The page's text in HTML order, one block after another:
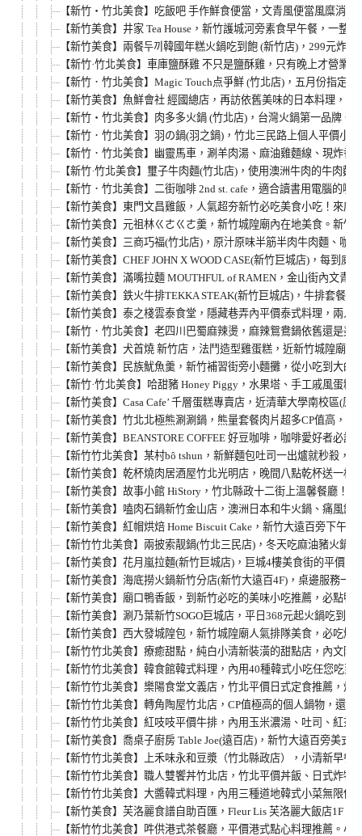
【新竹‧竹北美食】吃飯吧 手作鮮食便當，文青風便當風糜消
【新竹美食】井家 Tea House，新竹護城河旁素食早午餐，一
【新竹美食】兩餐두끼韓國年糕火鍋吃到飽 (新竹店)，299元炸
【新竹·竹北美食】車庫鹽酥雞 不只是鹽酥雞，只有晚上才營
【新竹．竹北美食】Magic Touch点爭鮮 (竹北店)，五月份指定
【新竹美食】魚鮮會社 經國總店，再訪依舊美味的日本料理，
【新竹‧竹北美食】肉多多火鍋 (竹北店)，台灣火鍋第一品牌。
【新竹．竹北美食】羽の鍋(羽之鍋)，竹北三民路上個人平價
【新竹．竹北美食】幽靈馬車，涮羊肉湯、麻油雞麵線、現炸
【新竹·竹北美食】璽子牛肉麵(竹北店)，使用澳洲牛肉的牛肉
【新竹．竹北美食】二街咖啡 2nd st. cafe，適合讀書用電腦的
【新竹美食】東門文昌雞飯，人氣超夯新竹必吃美食小吃！來
【新竹美食】元祖林ㄍㄜㄍㄜ羹，新竹城隍廟內在地美食。新
【新竹美食】三商巧福(竹北店)，原汁原味半筋半肉牛肉麵、咖
【新竹美食】CHEF JOHN X WOOD CASE(新竹巨城店)，每到
【新竹美食】滿嘴拉麵 MOUTHFUL of RAMEN，金山街內文青
【新竹美食】鉄火牛排TEKKA STEAK(新竹巨城店)，牛排套餐
【新竹美食】泰之棧雲泰食堂，隱藏巷弄內平價泰式料理，
【新竹．竹北美食】老四川巴蜀麻辣燙，麻辣鴛鴦鍋依舊還是
【新竹美食】犬首燒 新竹店，法鬥造型雞蛋糕，近新竹城隍廟
【新竹美食】民族魷魚羹，新竹補習街旁小麵攤，從小吃到大
【新竹·竹北美食】哈甜豬 Honey Piggy，水果塔、手工戚風蛋
【新竹美食】Casa Cafe’ 千層蛋糕專賣店，近清華大學南校區(
【新竹美食】竹北北極熊涮涮鍋，熊量套餐肉片超多CP值高，
【新竹美食】BEANSTORE COFFEE 好豆咖啡，咖啡愛好者必
【新竹竹北美食】某村bô tshun，新鮮麵包吐司一出爐就秒殺，
【新竹美食】乾杯燒肉居酒屋竹北光明店，晚間八點乾杯送一
【新竹美食】故事小館 HiStory，竹北縣政十二街上溫馨餐廳！
【新竹美食】嗑肉石鍋新竹金山店，澳洲日本和牛火鍋、痛風
【新竹美食】紅帽烘焙 Home Biscuit Cake，新竹大遠百旁下午
【新竹竹北美食】兩披索靓鍋(竹北三民店)，冬天吃麻油豬火
【新竹美食】花月嵐拉麵(新竹巨城店)，巨城4樓美食街的平價日
【新竹美食】海底撈火鍋新竹分店(新竹大遠百4F)，桌邊服務一
【新竹美食】廟口鴨香飯，到新竹必吃的美味小吃推薦，必點鴨
【新竹美食】涮乃葉新竹SOGO巨城店，平日368元起火鍋吃到
【新竹美食】西大發城隍包，新竹城隍廟人氣排隊美食，必吃爆
【新竹竹北美食】療癒甜點，純白小清新裝潢的甜點店，內文
【新竹竹北美食】韓食館韓式料理，內用40種韓式小吃任您吃
【新竹竹北美食】樂陽食堂文義店，竹北平價日式定食推薦，
【新竹竹北美食】轉角陶屋竹北店，CP值極高的個人鍋物，還
【新竹竹北美食】紅吱吱平價牛排，內用玉米濃湯、吐司、紅
【新竹美食】喬桌子廚房 Table Joe(遠百店)，新竹大遠百旁美
【新竹竹北美食】上禾味永和豆漿（竹北縣政店），小清新早
【新竹竹北美食】職人雙饗丼竹北店，竹北平價丼飯、日式炸
【新竹竹北美食】大醬韓式料理，內用三種道地韓式小菜無限
【新竹美食】芙洛麗食譜自助百匯，Fleur Lis 芙洛麗大飯店1F
【新竹竹北美食】吽供港式茶餐廳，平價港式點心料理推薦。